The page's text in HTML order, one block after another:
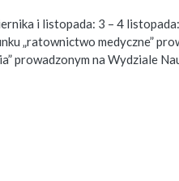
i listopada: 3 – 4
„ratownictwo medyczne”
prowadzonym na Wydziale